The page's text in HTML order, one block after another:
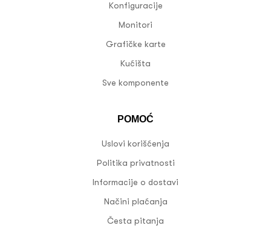
Konfiguracije
Monitori
Grafičke karte
Kućišta
Sve komponente
POMOĆ
Uslovi korišćenja
Politika privatnosti
Informacije o dostavi
Načini plaćanja
Česta pitanja